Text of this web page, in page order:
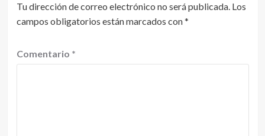
Tu dirección de correo electrónico no será publicada. Los
campos obligatorios están marcados con*
Comentario *